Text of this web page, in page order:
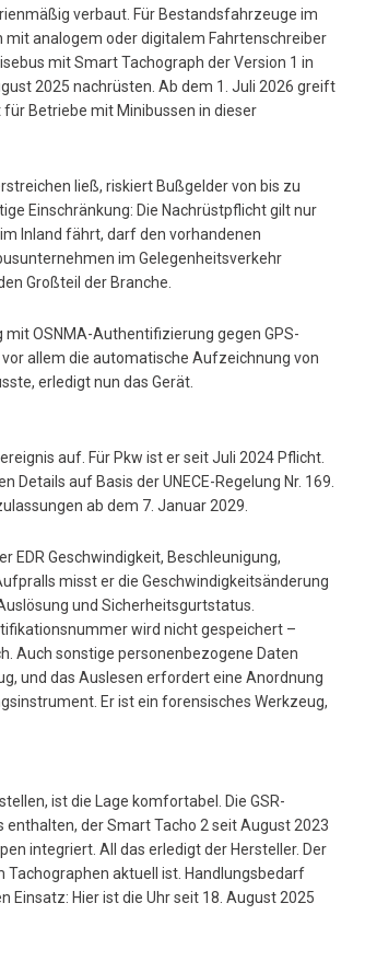
verbaut. Für Bestandsfahrzeuge im
analogem oder digitalem Fahrtenschreiber
mit Smart Tachograph der Version 1 in
2025 nachrüsten. Ab dem 1. Juli 2026 greift
Betriebe mit Minibussen in dieser
ließ, riskiert Bußgelder von bis zu
Einschränkung: Die Nachrüstpflicht gilt nur
Inland fährt, darf den vorhandenen
im Gelegenheitsverkehr
Großteil der Branche.
OSNMA-Authentifizierung gegen GPS-
allem die automatische Aufzeichnung von
erledigt nun das Gerät.
auf. Für Pkw ist er seit Juli 2024 Pflicht.
auf Basis der UNECE-Regelung Nr. 169.
ab dem 7. Januar 2029.
EDR Geschwindigkeit, Beschleunigung,
misst er die Geschwindigkeitsänderung
und Sicherheitsgurtstatus.
wird nicht gespeichert –
Auch sonstige personenbezogene Daten
und das Auslesen erfordert eine Anordnung
Er ist ein forensisches Werkzeug,
ist die Lage komfortabel. Die GSR-
der Smart Tacho 2 seit August 2023
integriert. All das erledigt der Hersteller. Der
Tachographen aktuell ist. Handlungsbedarf
Hier ist die Uhr seit 18. August 2025